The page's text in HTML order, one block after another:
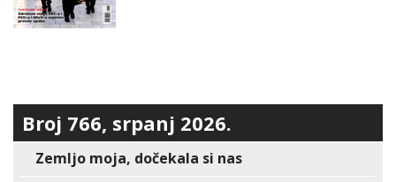
Broj 766, srpanj 2026.
Zemljo moja, dočekala si nas